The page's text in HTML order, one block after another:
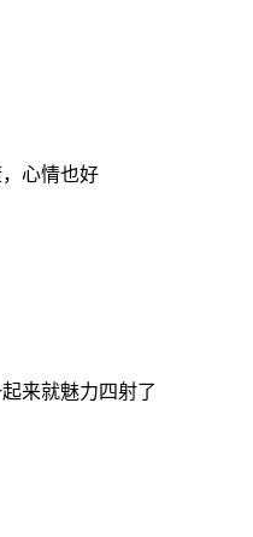
心情也好
来就魅力四射了